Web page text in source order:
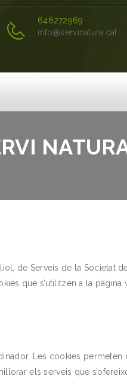
646272969
info@servinatura.cat
de Serveis de la Societat
que s’utilitzen a la pàgina
Les cookies permeten
els serveis que